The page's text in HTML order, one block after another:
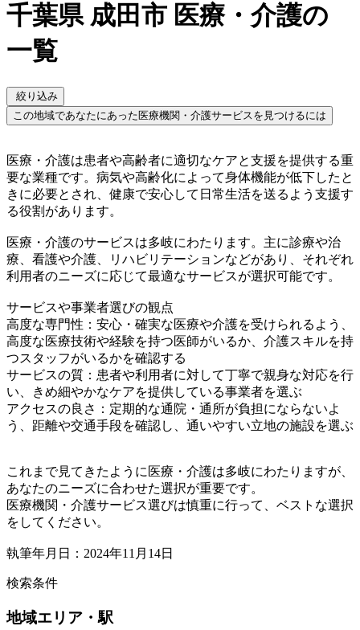
千葉県 成田市 医療・介護の
一覧
絞り込み
この地域であなたにあった医療機関・介護サービスを見つけるには
医療・介護は患者や高齢者に適切なケアと支援を提供する重
要な業種です。病気や高齢化によって身体機能が低下したと
きに必要とされ、健康で安心して日常生活を送るよう支援す
る役割があります。
医療・介護のサービスは多岐にわたります。主に診療や治
療、看護や介護、リハビリテーションなどがあり、それぞれ
利用者のニーズに応じて最適なサービスが選択可能です。
サービスや事業者選びの観点
高度な専門性：安心・確実な医療や介護を受けられるよう、
高度な医療技術や経験を持つ医師がいるか、介護スキルを持
つスタッフがいるかを確認する
サービスの質：患者や利用者に対して丁寧で親身な対応を行
い、きめ細やかなケアを提供している事業者を選ぶ
アクセスの良さ：定期的な通院・通所が負担にならないよ
う、距離や交通手段を確認し、通いやすい立地の施設を選ぶ
これまで見てきたように医療・介護は多岐にわたりますが、
あなたのニーズに合わせた選択が重要です。
医療機関・介護サービス選びは慎重に行って、ベストな選択
をしてください。
執筆年月日：2024年11月14日
検索条件
地域エリア・駅